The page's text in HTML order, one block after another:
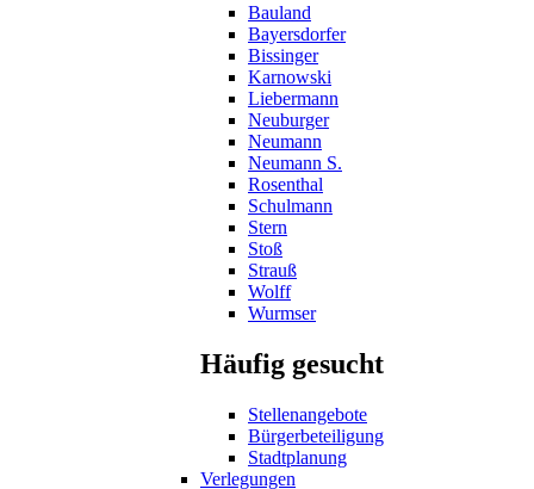
Bauland
Bayersdorfer
Bissinger
Karnowski
Liebermann
Neuburger
Neumann
Neumann S.
Rosenthal
Schulmann
Stern
Stoß
Strauß
Wolff
Wurmser
Häufig gesucht
Stellenangebote
Bürgerbeteiligung
Stadtplanung
Verlegungen